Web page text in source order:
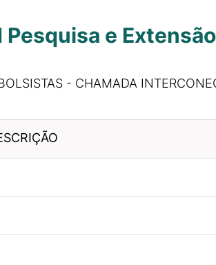
e Extensão
- CHAMADA